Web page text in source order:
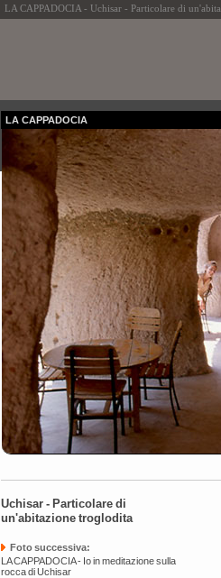
LA CAPPADOCIA - Uchisar - Particolare di
LA CAPPADOCIA
Uchisar - Particolare di
un'abitazione troglodita
Foto successiva:
LA CAPPADOCIA - Io in meditazione sulla
rocca di Uchisar